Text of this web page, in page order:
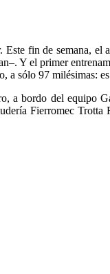
fin de semana,
Y el primer
a sólo 97
a bordo del equipo
Fierromec